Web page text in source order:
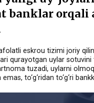
banklar orqali
eskrou tizimi joriy
qurayotgan uylar sotuvini
tuzadi, uylarni
to‘g‘ridan to‘g‘ri